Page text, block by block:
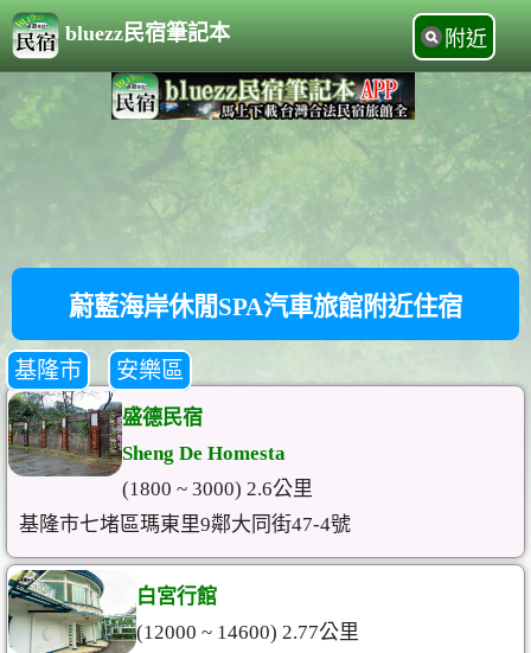
bluezz民宿筆記本 附近
蔚藍海岸休閒SPA汽車旅館附近住宿
基隆市 安樂區
盛德民宿
Sheng De Homesta
(1800 ~ 3000) 2.6公里
基隆市七堵區瑪東里9鄰大同街47-4號
白宮行館
(12000 ~ 14600) 2.77公里